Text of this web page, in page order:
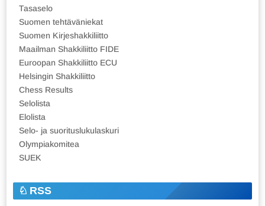
Tasaselo
Suomen tehtäväniekat
Suomen Kirjeshakkiliitto
Maailman Shakkiliitto FIDE
Euroopan Shakkiliitto ECU
Helsingin Shakkiliitto
Chess Results
Selolista
Elolista
Selo- ja suorituslukulaskuri
Olympiakomitea
SUEK
RSS